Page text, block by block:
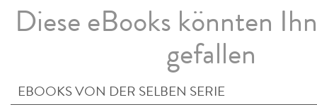
Diese eBooks könnten
gefallen
EBOOKS VON DER SELBEN SERIE